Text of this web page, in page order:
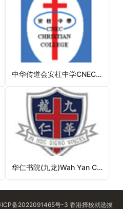
中华传道会安柱中学CNEC Christian College（葵青区中学）
华仁书院(九龙)Wah Yan College Kowloon（油尖旺区中学）
ICP备2022091465号-3 香港择校就选拔